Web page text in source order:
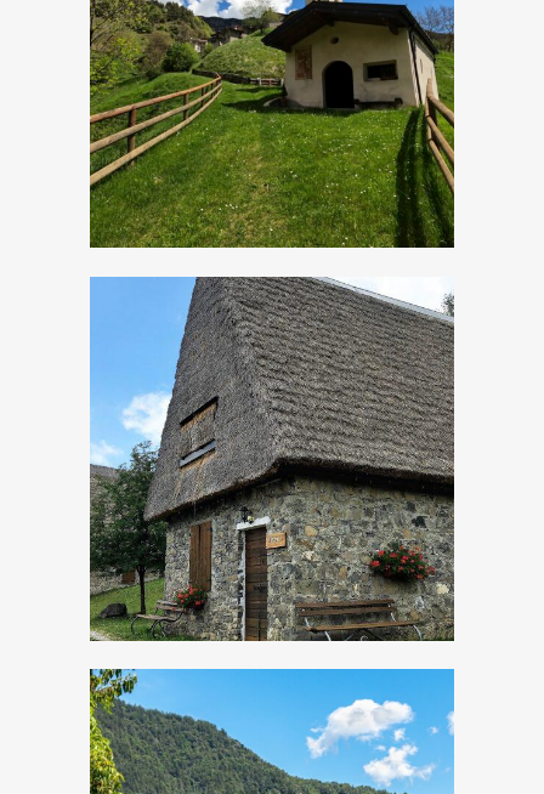
Cadria, Chiesetta
di San Lorenzo
Dormire nel fienile